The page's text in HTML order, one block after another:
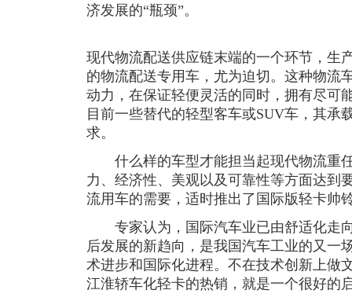
济发展的“瓶颈”。
现代物流配送供应链末端的一个环节，生
的物流配送专用车，尤为迫切。这种物流
动力，在保证轻便灵活的同时，拥有尽可
目前一些替代的轻型客车或SUV车，其承
求。
什么样的车型才能担当起现代物流重
力、经济性、美观以及可靠性等方面达到
流用车的需要，适时推出了国际版轻卡帅
专家认为，国际汽车业已由舒适化走
后发展的新趋向，是我国汽车工业的又一
术进步和国际化进程。不在技术创新上做
江淮轿车化轻卡的热销，就是一个很好的